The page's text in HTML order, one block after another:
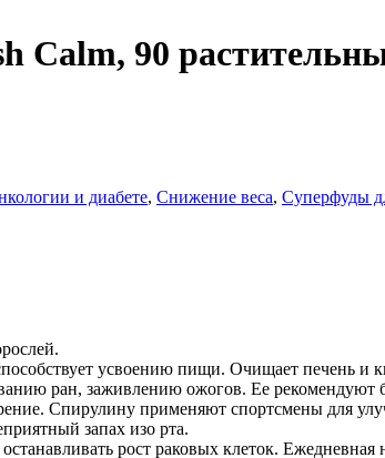
Calm, 90
и диабете, Снижение веса, Суперфуды
усвоению пищи. Очищает печень и
ран, заживлению ожогов. Ее
Спирулину применяют спортсмены для
запах изо рта.
рост раковых клеток. Ежедневная